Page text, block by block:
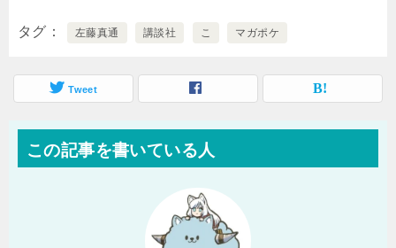
タグ 左藤真通 講談社 こ マガポケ
Tweet
この記事を書いている人